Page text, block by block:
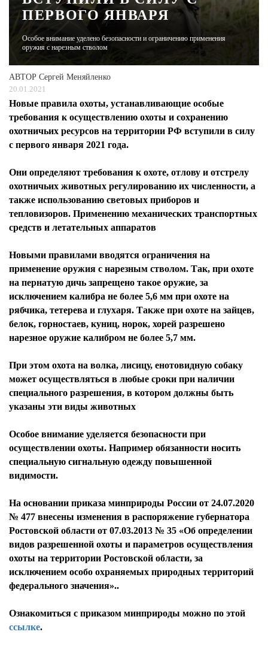
ПЕРВОГО ЯНВАРЯ
Особое внимание уделено безопасности и ограничению применения
оружия с нарезным стволом
АВТОР Сергей Меняйленко
20.01.2021
Новые правила охоты, устанавливающие особые
требования к осуществлению охоты и сохранению
охотничьих ресурсов на территории РФ вступили в силу
с первого января 2021 года.
Они определяют требования к охоте, отлову и отстрелу
охотничьих животных регулированию их численности, а
также использованию световых приборов и
тепловизоров. Применению механических транспортных
средств и летательных аппаратов
Новыми правилами вводятся ограничения на
применение оружия с нарезным стволом. Так, при охоте
на пернатую дичь запрещено такое оружие, за
исключением калибра не более 5,6 мм при охоте на
рябчика, тетерева и глухаря. Также при охоте на зайцев,
белок, горностаев, куниц, норок, хорей разрешено
нарезное оружие калибром не более 5,7 мм.
При этом охота на волка, лисицу, енотовидную собаку
может осуществляться в любые сроки при наличии
специального разрешения, в котором должны быть
указаны эти виды животных
Особое внимание уделяется безопасности при
осуществлении охоты. Например обязанности носить
специальную сигнальную одежду повышенной
видимости.
На основании приказа минприроды России от 24.07.2020
№ 477 внесены изменения в распоряжение губернатора
Ростовской области от 07.03.2013 № 35 «Об определении
видов разрешенной охоты и параметров осуществления
охоты на территории Ростовской области, за
исключением особо охраняемых природных территорий
федерального значения»..
Ознакомиться с приказом минприроды можно по этой
ссылке.